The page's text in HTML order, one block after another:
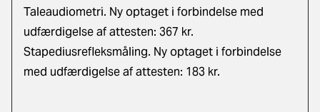
Taleaudiometri. Ny optaget i forbindelse med
udfærdigelse af attesten: 367 kr.
Stapediusrefleksmåling. Ny optaget i forbindelse
med udfærdigelse af attesten: 183 kr.